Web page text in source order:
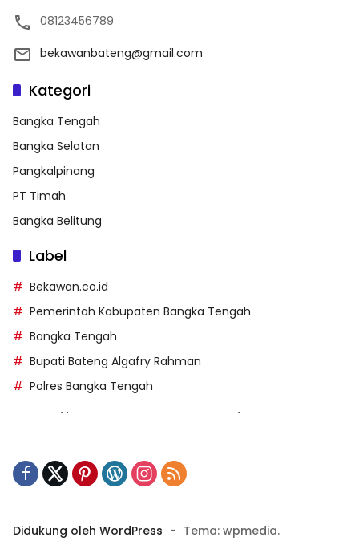
08123456789
bekawanbateng@gmail.com
Kategori
Bangka Tengah
Bangka Selatan
Pangkalpinang
PT Timah
Bangka Belitung
Label
Bekawan.co.id
Pemerintah Kabupaten Bangka Tengah
Bangka Tengah
Bupati Bateng Algafry Rahman
Polres Bangka Tengah
https://kecsitim.sitarokab.go.id/
Didukung oleh WordPress - Tema: wpmedia.